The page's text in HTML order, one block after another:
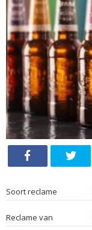
Soort reclame
Reclame van